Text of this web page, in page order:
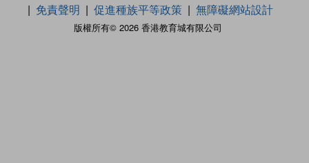
版權所有© 2026 香港教育城有限公司
免責聲明
促進種族平等政策 無障礙網站設計